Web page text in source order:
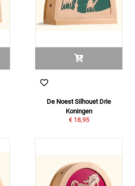
De Noest Silhouet Drie
Koningen
€ 18,95